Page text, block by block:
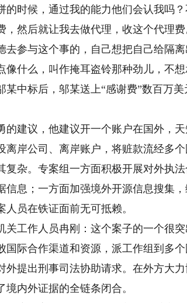
时候，通过我的能力他们会认我吗？
，然后就让我去做代理，收这个代理费
参与这个事的，自己想把自己给隔离
像什么，叫作掩耳盗铃那种劲儿，不想
中标后，邬某送上“感谢费”数百万美
建议，他建议开一个账户在国外，天
岸公司、离岸账户，将赃款流经多个
复杂。专案组一方面积极开展对外执
信息；一方面加强境外开源信息搜集
员在铁证面前无可抵赖。
工作人员冉刚：这个案子的一个很突
国际合作渠道和资源，派工作组到多
外提出刑事司法协助请求。在外方大
境内外证据的全链条闭合。